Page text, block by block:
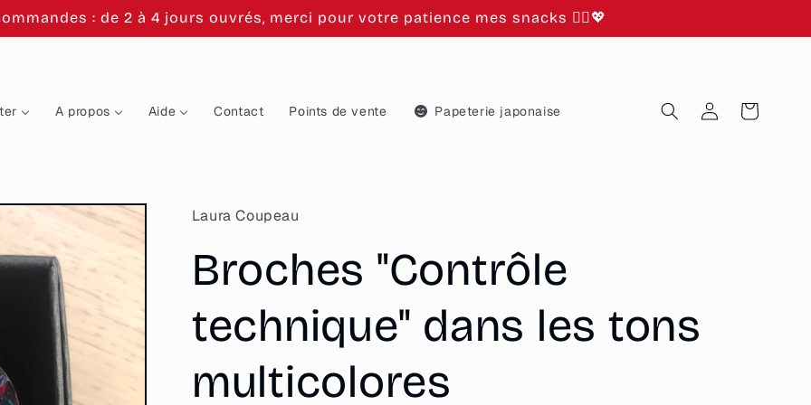
: de 2 à 4 jours ouvrés, merci pour votre patience mes snacks 🙂‍↕️💖
A propos Aide Contact Points de vente Papeterie japonaise ConnexionPanier
Laura Coupeau
Broches "Contrôle
technique" dans les tons
multicolores